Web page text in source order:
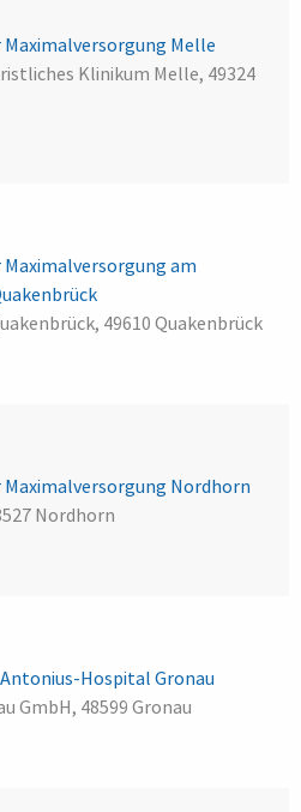
Melle
Klinikum Melle, 49324
am
49610 Quakenbrück
Nordhorn
Nordhorn
Hospital Gronau
GmbH, 48599 Gronau